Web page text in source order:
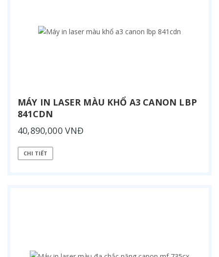
MÁY IN LASER MÀU KHỔ A3 CANON LBP
841CDN
40,890,000 VNĐ
CHI TIẾT